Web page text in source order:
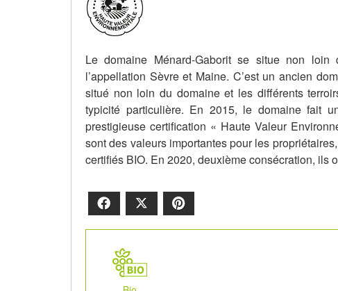
Le domaine Ménard-Gaborit se situe non
l’appellation Sèvre et Maine. C’est un ancien
situé non loin du domaine et les différents
typicité particulière. En 2015, le domaine fait
prestigieuse certification « Haute Valeur
sont des valeurs importantes pour les
certifiés BIO. En 2020, deuxième consécration, ils
Facebook